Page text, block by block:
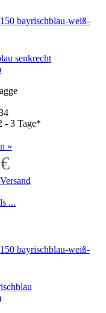
senkrecht
- 3 Tage*
»
...